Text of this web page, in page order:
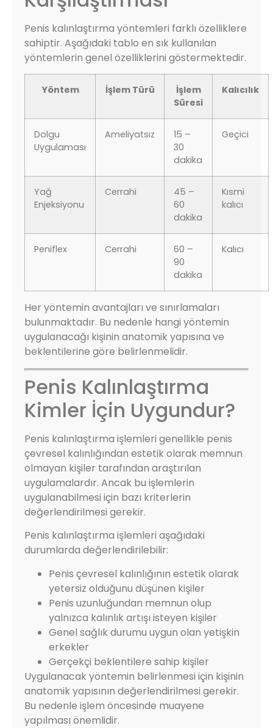
Penis kalınlaştırma yöntemleri farklı özelliklere
sahiptir. Aşağıdaki tablo en sık kullanılan
yöntemlerin genel özelliklerini göstermektedir.
Yöntem İşlem Türü
İşlem
Süresi
Kalıcılık
Dolgu
Uygulaması
Ameliyatsız
15 –
30
dakika
Geçici
Yağ
Enjeksiyonu
Cerrahi
45 –
60
dakika
Kısmi
kalıcı
Peniflex Cerrahi
60 –
90
dakika
Kalıcı
Her yöntemin avantajları ve sınırlamaları
bulunmaktadır. Bu nedenle hangi yöntemin
uygulanacağı kişinin anatomik yapısına ve
beklentilerine göre belirlenmelidir.
Penis Kalınlaştırma
Kimler İçin Uygundur?
Penis kalınlaştırma işlemleri genellikle penis
çevresel kalınlığından estetik olarak memnun
olmayan kişiler tarafından araştırılan
uygulamalardır. Ancak bu işlemlerin
uygulanabilmesi için bazı kriterlerin
değerlendirilmesi gerekir.
Penis kalınlaştırma işlemleri aşağıdaki
durumlarda değerlendirilebilir:
Penis çevresel kalınlığının estetik olarak
yetersiz olduğunu düşünen kişiler
Penis uzunluğundan memnun olup
yalnızca kalınlık artışı isteyen kişiler
Genel sağlık durumu uygun olan yetişkin
erkekler
Gerçekçi beklentilere sahip kişiler
Uygulanacak yöntemin belirlenmesi için kişinin
anatomik yapısının değerlendirilmesi gerekir.
Bu nedenle işlem öncesinde muayene
yapılması önemlidir.